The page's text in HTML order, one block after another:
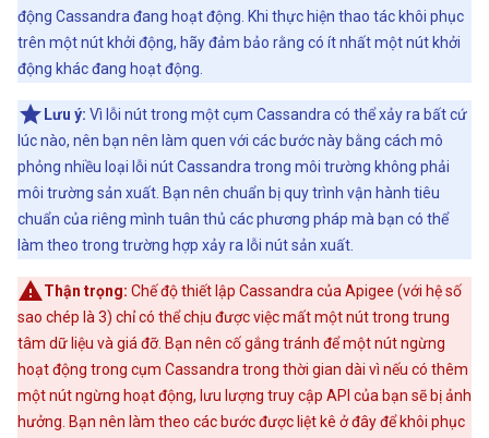
động Cassandra đang hoạt động. Khi thực hiện thao tác khôi phục
trên một nút khởi động, hãy đảm bảo rằng có ít nhất một nút khởi
động khác đang hoạt động.
Lưu ý: Vì lỗi nút trong một cụm Cassandra có thể xảy ra bất cứ
lúc nào, nên bạn nên làm quen với các bước này bằng cách mô
phỏng nhiều loại lỗi nút Cassandra trong môi trường không phải
môi trường sản xuất. Bạn nên chuẩn bị quy trình vận hành tiêu
chuẩn của riêng mình tuân thủ các phương pháp mà bạn có thể
làm theo trong trường hợp xảy ra lỗi nút sản xuất.
Thận trọng: Chế độ thiết lập Cassandra của Apigee (với hệ số
sao chép là 3) chỉ có thể chịu được việc mất một nút trong trung
tâm dữ liệu và giá đỡ. Bạn nên cố gắng tránh để một nút ngừng
hoạt động trong cụm Cassandra trong thời gian dài vì nếu có thêm
một nút ngừng hoạt động, lưu lượng truy cập API của bạn sẽ bị ảnh
hưởng. Bạn nên làm theo các bước được liệt kê ở đây để khôi phục